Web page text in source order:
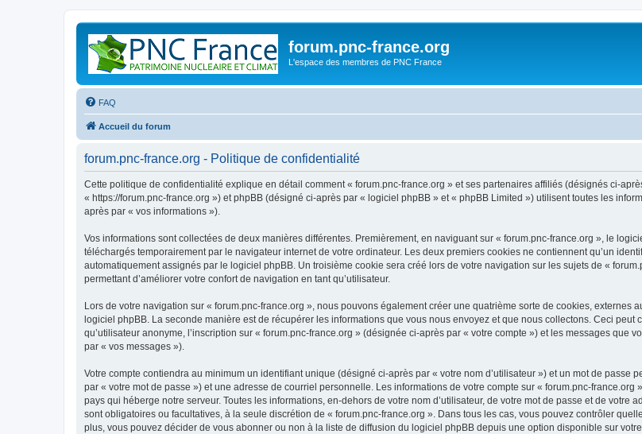
forum.pnc-france.org
L'espace des membres de PNC France
FAQ
Accueil du forum
forum.pnc-france.org - Politique de confidentialité
Cette politique de confidentialité explique en détail comment « forum.pnc-france.org » et ses partenaires affiliés (désignés ci-
« https://forum.pnc-france.org ») et phpBB (désigné ci-après par « logiciel phpBB » et « phpBB Limited ») utilisent toutes les
après par « vos informations »).
Vos informations sont collectées de deux manières différentes. Premièrement, en naviguant sur « forum.pnc-france.org », le
téléchargés temporairement par le navigateur internet de votre ordinateur. Les deux premiers cookies ne contiennent qu’un
automatiquement assignés par le logiciel phpBB. Un troisième cookie sera créé lors de votre navigation sur les sujets de «
permettant d’améliorer votre confort de navigation en tant qu’utilisateur.
Lors de votre navigation sur « forum.pnc-france.org », nous pouvons également créer une quatrième sorte de cookies, externes
logiciel phpBB. La seconde manière est de récupérer les informations que vous nous envoyez et que nous collectons. Ceci
qu’utilisateur anonyme, l’inscription sur « forum.pnc-france.org » (désignée ci-après par « votre compte ») et les messages
par « vos messages »).
Votre compte contiendra au minimum un identifiant unique (désigné ci-après par « votre nom d’utilisateur ») et un mot de
par « votre mot de passe ») et une adresse de courriel personnelle. Les informations de votre compte sur « forum.pnc-
pays qui héberge notre serveur. Toutes les informations, en-dehors de votre nom d’utilisateur, de votre mot de passe et de votre
sont obligatoires ou facultatives, à la seule discrétion de « forum.pnc-france.org ». Dans tous les cas, vous pouvez contrôler
plus, vous pouvez décider de vous abonner ou non à la liste de diffusion du logiciel phpBB depuis une option disponible sur votre